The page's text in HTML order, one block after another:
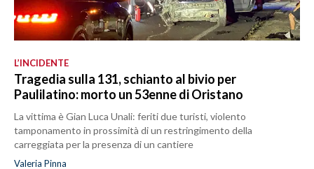
L’INCIDENTE
Tragedia sulla 131, schianto al bivio per
Paulilatino: morto un 53enne di Oristano
La vittima è Gian Luca Unali: feriti due turisti, violento
tamponamento in prossimità di un restringimento della
carreggiata per la presenza di un cantiere
Valeria Pinna